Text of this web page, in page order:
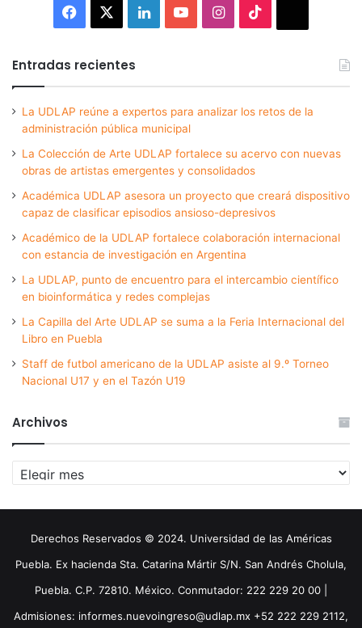
Facebook LinkedInYouTubeInstagram
Entradas recientes
La UDLAP reúne a expertos para analizar los retos de la
administración pública municipal
La Colección de Arte UDLAP fortalece su acervo con nuevas
obras de artistas emergentes y consolidados
Académica UDLAP asesora un proyecto que creará dispositivo
capaz de clasificar episodios ansioso-depresivos
Académico de la UDLAP fortalece colaboración internacional
con estancia de investigación en Argentina
La UDLAP, punto de encuentro para el intercambio científico
en bioinformática y redes complejas
La Capilla del Arte UDLAP se suma a la Feria Internacional del
Libro en Puebla
Staff de futbol americano de la UDLAP asiste al 9.º Torneo
Nacional U17 y en el Tazón U19
Archivos
Archivos
Derechos Reservados © 2024. Universidad de las Américas
Puebla. Ex hacienda Sta. Catarina Mártir S/N. San Andrés Cholula,
Puebla. C.P. 72810. México. Conmutador: 222 229 20 00 |
Admisiones: informes.nuevoingreso@udlap.mx +52 222 229 2112,